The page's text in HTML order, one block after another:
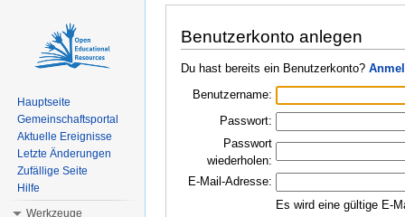
Benutzerkonto anlegen
Du hast bereits ein Benutzerkonto?
Benutzername:
Passwort:
Passwort
wiederholen:
E-Mail-Adresse:
Es wird eine gültige E-
Hauptseite
Gemeinschaftsportal
Aktuelle Ereignisse
Letzte Änderungen
Zufällige Seite
Hilfe
Werkzeuge